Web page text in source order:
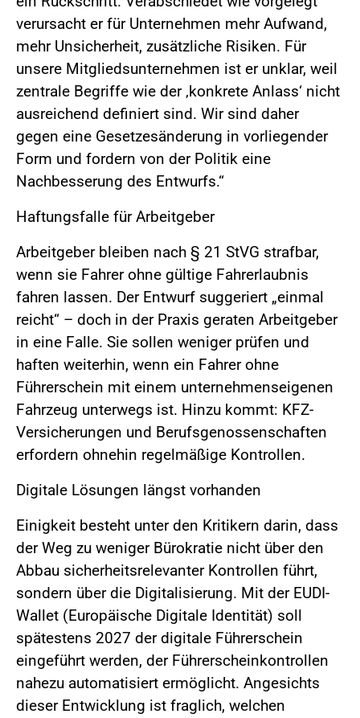
verursacht er für Unternehmen mehr Aufwand,
mehr Unsicherheit, zusätzliche Risiken. Für
unsere Mitgliedsunternehmen ist er unklar, weil
zentrale Begriffe wie der ‚konkrete Anlass‘ nicht
ausreichend definiert sind. Wir sind daher
gegen eine Gesetzesänderung in vorliegender
Form und fordern von der Politik eine
Nachbesserung des Entwurfs.“
Haftungsfalle für Arbeitgeber
Arbeitgeber bleiben nach § 21 StVG strafbar,
wenn sie Fahrer ohne gültige Fahrerlaubnis
fahren lassen. Der Entwurf suggeriert „einmal
reicht“ – doch in der Praxis geraten Arbeitgeber
in eine Falle. Sie sollen weniger prüfen und
haften weiterhin, wenn ein Fahrer ohne
Führerschein mit einem unternehmenseigenen
Fahrzeug unterwegs ist. Hinzu kommt: KFZ-
Versicherungen und Berufsgenossenschaften
erfordern ohnehin regelmäßige Kontrollen.
Digitale Lösungen längst vorhanden
Einigkeit besteht unter den Kritikern darin, dass
der Weg zu weniger Bürokratie nicht über den
Abbau sicherheitsrelevanter Kontrollen führt,
sondern über die Digitalisierung. Mit der EUDI-
Wallet (Europäische Digitale Identität) soll
spätestens 2027 der digitale Führerschein
eingeführt werden, der Führerscheinkontrollen
nahezu automatisiert ermöglicht. Angesichts
dieser Entwicklung ist fraglich, welchen